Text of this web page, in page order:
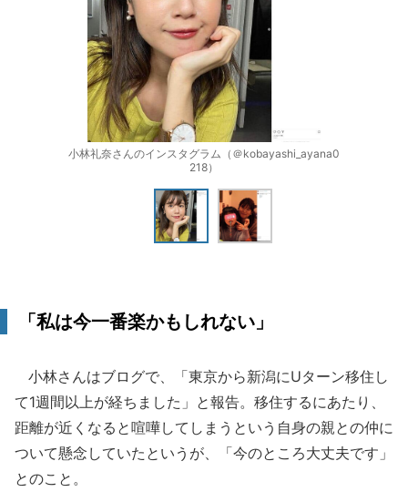
小林礼奈さんのインスタグラム（＠kobayashi_ayana0
218）
「私は今一番楽かもしれない」
小林さんはブログで、「東京から新潟にUターン移住し
て1週間以上が経ちました」と報告。移住するにあたり、
距離が近くなると喧嘩してしまうという自身の親との仲に
ついて懸念していたというが、「今のところ大丈夫です」
とのこと。